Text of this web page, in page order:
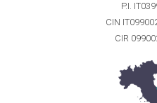
P.I.
CIN
CIR